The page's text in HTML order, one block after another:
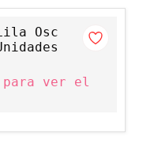
Osc
para ver el